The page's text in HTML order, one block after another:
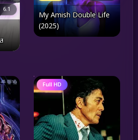
6.1
My Amish Double Life
(2025)
Full HD